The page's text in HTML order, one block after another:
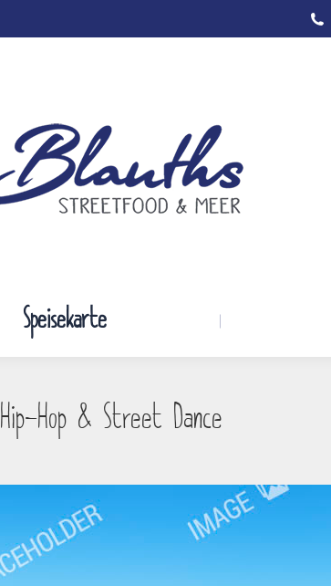
Speisekarte
Hip-Hop & Street Dance
Speisekarte